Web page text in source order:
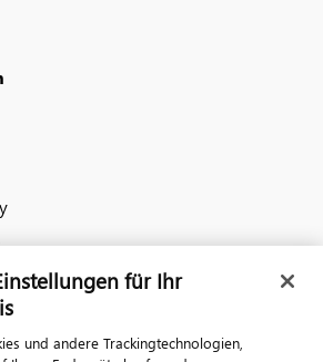
Sie uns
für Ihr
und andere Trackingtechnologien,